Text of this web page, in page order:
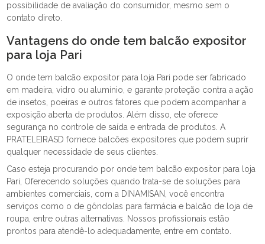
possibilidade de avaliação do consumidor, mesmo sem o
contato direto.
Vantagens do onde tem balcão expositor
para loja Pari
O onde tem balcão expositor para loja Pari pode ser fabricado
em madeira, vidro ou alumínio, e garante proteção contra a ação
de insetos, poeiras e outros fatores que podem acompanhar a
exposição aberta de produtos. Além disso, ele oferece
segurança no controle de saída e entrada de produtos. A
PRATELEIRASD fornece balcões expositores que podem suprir
qualquer necessidade de seus clientes.
Caso esteja procurando por onde tem balcão expositor para loja
Pari, Oferecendo soluções quando trata-se de soluções para
ambientes comerciais, com a DINAMISAN, você encontra
serviços como o de gôndolas para farmácia e balcão de loja de
roupa, entre outras alternativas. Nossos profissionais estão
prontos para atendê-lo adequadamente, entre em contato.